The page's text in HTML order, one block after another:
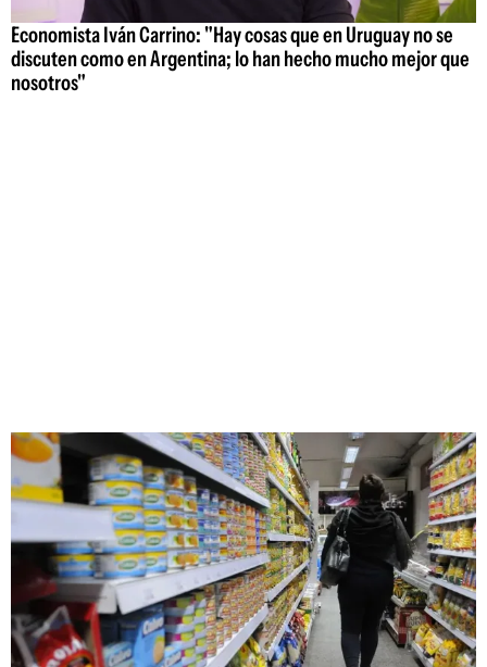
Economista Iván Carrino: "Hay cosas que en Uruguay no se
discuten como en Argentina; lo han hecho mucho mejor que
nosotros"